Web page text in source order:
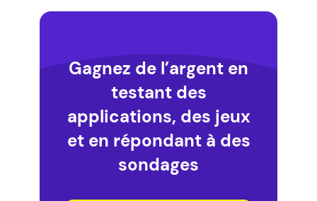
Gagnez de l’argent en
testant des
applications, des jeux
et en répondant à des
sondages